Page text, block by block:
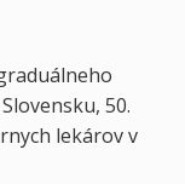
50.
lekárov v